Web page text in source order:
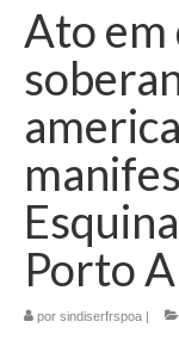
Ato em
Porto
por sindiserfrspoa |